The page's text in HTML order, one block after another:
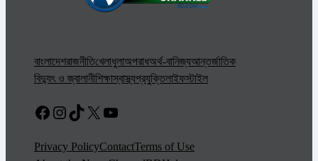
বাংলাদেশরাজনীতিখেলাধুলাঅপরাধঅর্থ-বানিজ্যআন্তর্জাতিক
বিদ্যুৎ ও জ্বালানীশিক্ষাস্বাস্থ্যপ্রযুক্তিলাইফস্টাইল
Facebook
Instagram
TikTok
X YouTube
Privacy PolicyContactTerms of Use